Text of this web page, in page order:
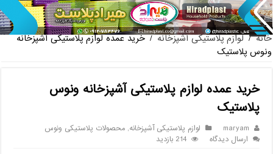
پخش عمده صندلی پلاستیکی دسته دار 889
خانه / لوازم پلاستیکی آشپزخانه / خرید عمده لوازم پلاستیکی آشپزخانه
ونوس پلاستیک
خرید عمده لوازم پلاستیکی آشپزخانه ونوس
پلاستیک
maryam لوازم پلاستیکی آشپزخانه,محصولات پلاستیکی ونوس
ارسال دیدگاه
214 بازدید